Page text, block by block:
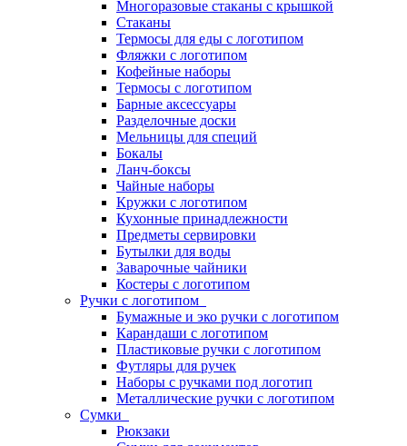
Многоразовые стаканы с крышкой
Стаканы
Термосы для еды с логотипом
Фляжки с логотипом
Кофейные наборы
Термосы с логотипом
Барные аксессуары
Разделочные доски
Мельницы для специй
Бокалы
Ланч-боксы
Чайные наборы
Кружки с логотипом
Кухонные принадлежности
Предметы сервировки
Бутылки для воды
Заварочные чайники
Костеры с логотипом
Ручки с логотипом
Бумажные и эко ручки с логотипом
Карандаши с логотипом
Пластиковые ручки с логотипом
Футляры для ручек
Наборы с ручками под логотип
Металлические ручки с логотипом
Сумки
Рюкзаки